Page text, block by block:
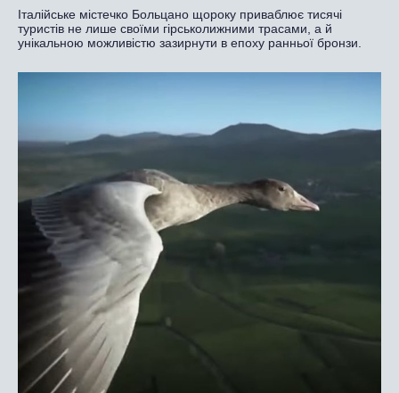
Італійське містечко Больцано щороку приваблює тисячі
туристів не лише своїми гірськолижними трасами, а й
унікальною можливістю зазирнути в епоху ранньої бронзи.